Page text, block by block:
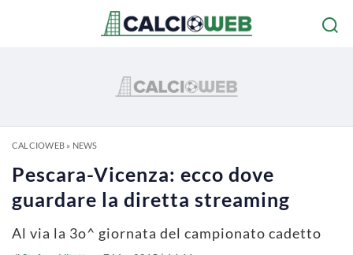
CALCIOWEB» NEWS
Pescara-Vicenza: ecco dove
guardare la diretta streaming
Al via la 3o^ giornata del campionato cadetto